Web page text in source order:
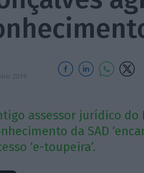
2019
assessor jurídico do
da SAD
‘e-toupeira’.